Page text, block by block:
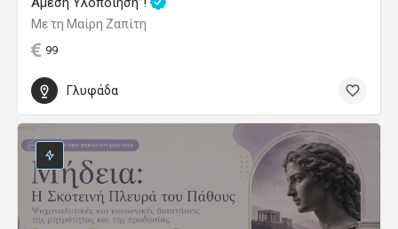
Με τη Μαίρη Ζαπίτη
99
Γλυφάδα